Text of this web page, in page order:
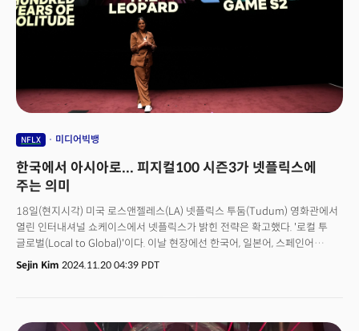
'넷플릭스'가 채워줄 수 있다는 평가 때문이다. 실제 경기 침체기에 소비자들은
200달러짜리 외식이나 300달러짜리 콘서트 티켓 대신, 상대적으로 저렴하게
느껴지는 넷플릭스 구독을 유지하는 경향이 나타난다. 지난 2022년 11월
출시한 '광고 요금제'도 대성공을 거뒀다. 2025년 2월 미국 내 신규 가입의
43%가 광고 지원 요금제를 선택했다. 넷플릭스는 오는 2030년까지 전 세계
광고 매출에서 약 90억 달러를 달성하는 것을 목표로 삼았는데 이는 회사의
새로운 성장 궤도를 열어줄 '캐시카우'로 평가받고 있다. 하지만 넷플릭스가
밝힌 소위 '비전 2030(WSJ에 보도된 내부 사업 회의 리포트)' 계획은
창업자의 비전을 실현하려는 것이다.
NFLX 미디어빅뱅
한국에서 아시아로... 피지컬100 시즌3가 넷플릭스에
주는 의미
18일(현지시각) 미국 로스앤젤레스(LA) 넷플릭스 투둠(Tudum) 영화관에서
열린 인터내셔널 쇼케이스에서 넷플릭스가 밝힌 전략은 확고했다. '로컬 투
글로벌(Local to Global)'이다. 이날 현장에선 한국어, 일본어, 스페인어
등으로 제작한 신규 콘텐츠를 대거 발표했다. 이때 행사 상당수 시간을
피지컬100 시즌3 제작 확정 소식과 함께 오징어게임2 등 국내 작품의 티저
있다. 콘텐츠 소비방식도 마찬가지다. 사람들이 정교한 ‘취향저격’ 콘텐츠를
Sejin Kim 2024.11.20 04:39 PDT